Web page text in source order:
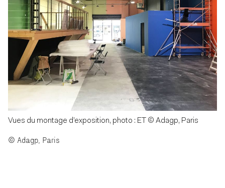
Vues du montage d’exposition, photo : ET © Adagp, Paris
© Adagp, Paris